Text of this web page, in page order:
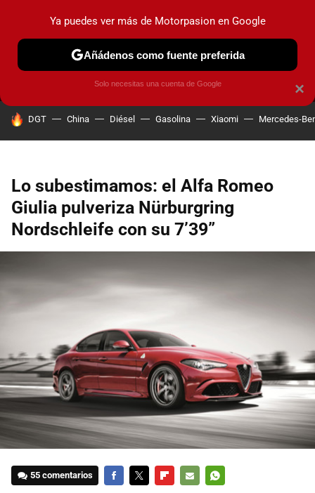
MENÚ NUEVO
COCHES ELÉCTRICOS OBSERVATORIO
HOY SE HABLA DE
DGT China Diésel Gasolina Xiaomi Mercedes-
Lo subestimamos: el Alfa Romeo
Giulia pulveriza Nürburgring
Nordschleife con su 7’39”
55 comentarios
×
Ya puedes ver más de Motorpasion en Google
Añádenos como fuente preferida
Solo necesitas una cuenta de Google